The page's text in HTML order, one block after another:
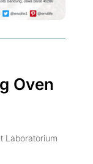
Oven
Laboratorium